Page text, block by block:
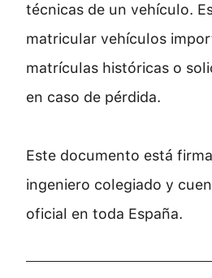
técnicas de un vehículo.
matricular vehículos
matrículas históricas o
en caso de pérdida.
Este documento está
ingeniero colegiado y
oficial en toda España.